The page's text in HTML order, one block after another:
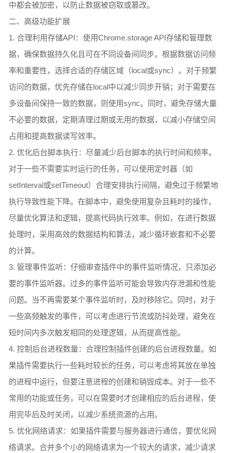
中都会被加密，以防止数据被窃取或篡改。
二、高级功能扩展
1. 合理利用存储API：使用Chrome.storage API存储和管理数
据，确保数据持久化且可在不同设备间同步。根据数据访问频
率和重要性，选择合适的存储区域（local或sync）。对于频繁
访问的数据，优先存储在local中以减少同步开销；对于需要在
多设备间保持一致的数据，则使用sync。同时，避免存储大量
不必要的数据，定期清理过期或无用的数据，以减小存储空间
占用和提高数据读写效率。
2. 优化后台脚本执行：尽量减少后台脚本的执行时间和频率。
对于一些不需要实时运行的任务，可以使用定时器（如
setInterval或setTimeout）合理安排执行间隔，避免过于频繁地
执行导致性能下降。在脚本中，避免使用复杂且耗时的操作，
尽量优化算法和逻辑，提高代码执行效率。例如，在进行数据
处理时，采用高效的数据结构和算法，减少循环嵌套和不必要
的计算。
3. 管理事件监听：仔细审查插件中的事件监听情况，只添加必
要的事件监听器。过多的事件监听可能会导致内存泄漏和性能
问题。当不再需要某个事件监听时，及时移除它。同时，对于
一些高频触发的事件，可以考虑进行节流或防抖处理，避免在
短时间内多次触发相同的处理逻辑，从而提高性能。
4. 控制后台进程数量：合理控制插件创建的后台进程数量。如
果插件需要执行一些耗时较长的任务，可以考虑将其放在单独
的进程中运行，但要注意进程的创建和销毁成本。对于一些不
常用的功能或任务，可以在需要时才创建相应的后台进程，使
用完毕后及时关闭，以减少系统资源的占用。
5. 优化网络请求：如果插件需要与服务器进行通信，要优化网
络请求。合并多个小的网络请求为一个较大的请求，减少请求